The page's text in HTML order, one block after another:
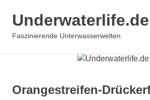
Underwaterlife.de
Faszinierende Unterwasserwelten
Orangestreifen-